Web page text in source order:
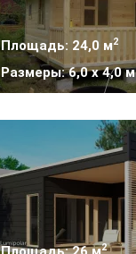
Площадь: 24,0 м2
Размеры: 6,0 x 4,0 м
2